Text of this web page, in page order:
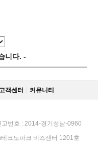
니다. -
고객센터 커뮤니티
번호 : 2014-경기성남-0960
크노파크 비즈센터 1201호